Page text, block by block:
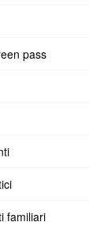
pass
familiari